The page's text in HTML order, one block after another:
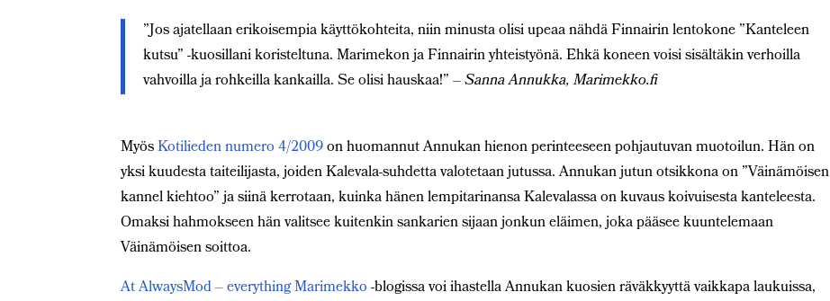
”Jos ajatellaan erikoisempia käyttökohteita, niin minusta olisi upeaa nähdä Finnairin lentokone ”Kanteleen
kutsu” -kuosillani koristeltuna. Marimekon ja Finnairin yhteistyönä. Ehkä koneen voisi sisältäkin verhoilla
vahvoilla ja rohkeilla kankailla. Se olisi hauskaa!”– Sanna Annukka, Marimekko.fi
MyösKotilieden numero 4/2009on huomannut Annukan hienon perinteeseen pohjautuvan muotoilun. Hän on
yksi kuudesta taiteilijasta, joiden Kalevala-suhdetta valotetaan jutussa. Annukan jutun otsikkona on ”Väinämöisen
kannel kiehtoo” ja siinä kerrotaan, kuinka hänen lempitarinansa Kalevalassa on kuvaus koivuisesta kanteleesta.
Omaksi hahmokseen hän valitsee kuitenkin sankarien sijaan jonkun eläimen, joka pääsee kuuntelemaan
Väinämöisen soittoa.
At AlwaysMod – everything Marimekko-blogissa voi ihastella Annukan kuosien räväkkyyttä vaikkapa laukuissa,